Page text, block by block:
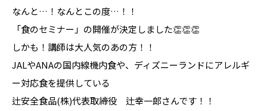
なんと…！なんとこの度…！！
「食のセミナー」の開催が決定しました👏👏👏
しかも！講師は大人気のあの方！！
JALやANAの国内線機内食や、ディズニーランドにアレルギ
ー対応食を提供している
辻安全食品(株)代表取締役 辻幸一郎さんです！！